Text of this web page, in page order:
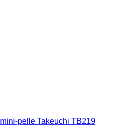
mini-pelle Takeuchi TB219